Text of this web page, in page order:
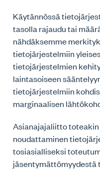
Käytännössä
tasolla rajaudu tai
nähdäksemme
tietojärjestelmiin
tietojärjestelmien
laintasoiseen
tietojärjestelmiin
marginaalisen
Asianajajaliitto
noudattaminen
tosiasialliseksi
jäsentymättömyydestä